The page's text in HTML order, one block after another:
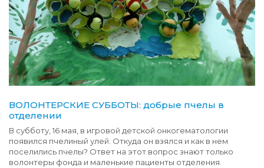
ВОЛОНТЕРСКИЕ СУББОТЫ: добрые пчелы в
отделении
В субботу, 16 мая, в игровой детской онкогематологии
появился пчелиный улей. Откуда он взялся и как в нем
поселились пчелы? Ответ на этот вопрос знают только
волонтеры фонда и маленькие пациенты отделения.